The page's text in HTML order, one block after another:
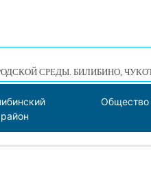
СРЕДЫ. БИЛИБИНО,
район
Общество